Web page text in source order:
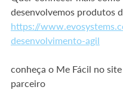
desenvolvemos produtos
https://
desenvolvimento-agil
conheça o Me Fácil no
parceiro